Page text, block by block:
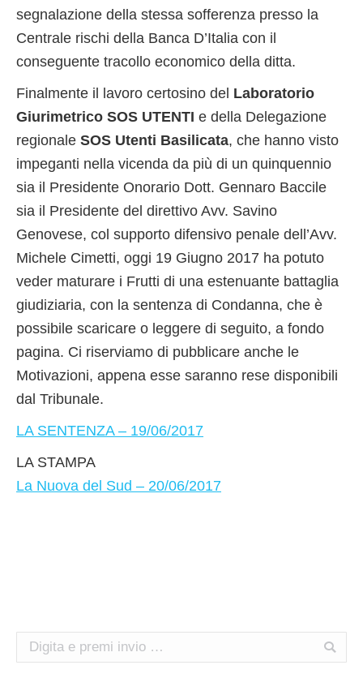
segnalazione della stessa sofferenza presso la
Centrale rischi della Banca D’Italia con il
conseguente tracollo economico della ditta.
Finalmente il lavoro certosino del Laboratorio
Giurimetrico SOS UTENTI e della Delegazione
regionale SOS Utenti Basilicata, che hanno visto
impeganti nella vicenda da più di un quinquennio
sia il Presidente Onorario Dott. Gennaro Baccile
sia il Presidente del direttivo Avv. Savino
Genovese, col supporto difensivo penale dell’Avv.
Michele Cimetti, oggi 19 Giugno 2017 ha potuto
veder maturare i Frutti di una estenuante battaglia
giudiziaria, con la sentenza di Condanna, che è
possibile scaricare o leggere di seguito, a fondo
pagina. Ci riserviamo di pubblicare anche le
Motivazioni, appena esse saranno rese disponibili
dal Tribunale.
LA SENTENZA – 19/06/2017
LA STAMPA
La Nuova del Sud – 20/06/2017
Search: